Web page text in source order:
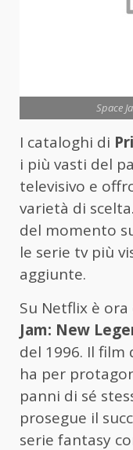
Space
I cataloghi di
i più vasti del
televisivo e
varietà di
del momento
le serie tv più
aggiunte.
Su Netflix è
Jam: New
del 1996. Il film
ha per
panni di sé
prosegue il
serie fantasy